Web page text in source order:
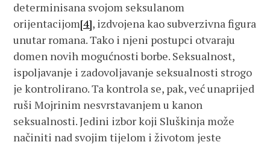
determinisana svojom seksulanom
orijentacijom[4], izdvojena kao subverzivna figura
unutar romana. Tako i njeni postupci otvaraju
domen novih mogućnosti borbe. Seksualnost,
ispoljavanje i zadovoljavanje seksualnosti strogo
je kontrolirano. Ta kontrola se, pak, već unaprijed
ruši Mojrinim nesvrstavanjem u kanon
seksualnosti. Jedini izbor koji Sluškinja može
načiniti nad svojim tijelom i životom jeste